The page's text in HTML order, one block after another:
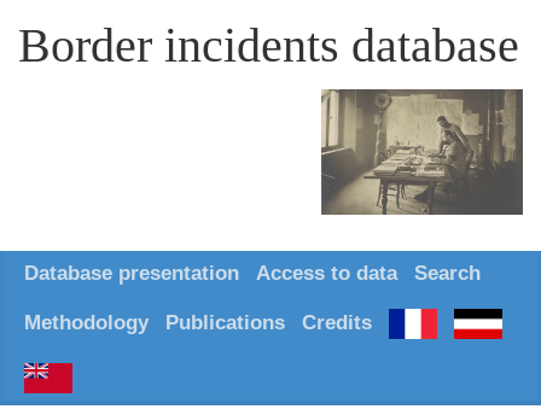
Border incidents database
Database presentation Access to data Search
Methodology Publications Credits